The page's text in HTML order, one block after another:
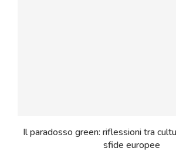
Il paradosso green: riflessioni tra
sfide europee